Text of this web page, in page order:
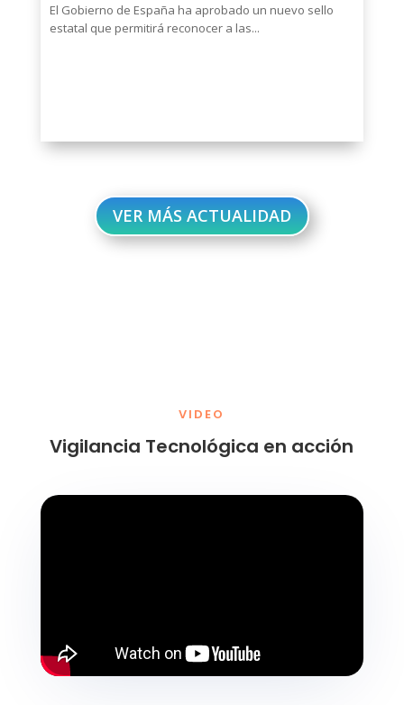
El Gobierno de España ha aprobado un nuevo sello
estatal que permitirá reconocer a las...
VER MÁS ACTUALIDAD
VIDEO
Vigilancia Tecnológica en acción